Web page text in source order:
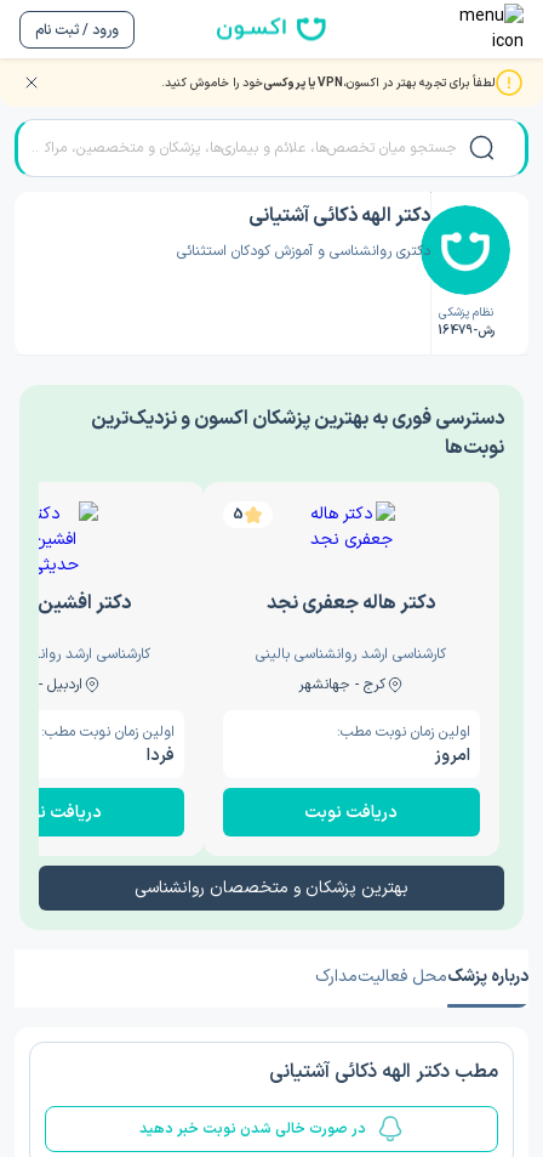
ورود / ثبت نام
لطفاً برای تجربه بهتر در اکسون،VPN یا پروکسی خود را خاموش کنید. صفحه اصلی/دکتر روانشناسی/دکتر الهه ذکائی آشتیانی
نظام پزشکی
رش-16479
دکتر الهه ذکائی آشتیانی
دکتری روانشناسی و آموزش کودکان استثنائی
‎دسترسی فوری به بهترین پزشکان اکسون و نزدیک‌ترین
نوبت‌ها
5
دکتر هاله جعفری نجد
کارشناسی ارشد روانشناسی بالینی
کرج - جهانشهر
اولین زمان نوبت مطب:
امروز
دریافت نوبت
دکتر افشین
کارشناسی ارشد
اردبیل - والی
اولین زمان نوبت مطب:
فردا
دریافت نوبت
بهترین پزشکان و متخصصان روانشناسی
درباره پزشکمحل فعالیتمدارک
مطب دکتر الهه ذکائی آشتیانی
در صورت خالی شدن نوبت خبر دهید